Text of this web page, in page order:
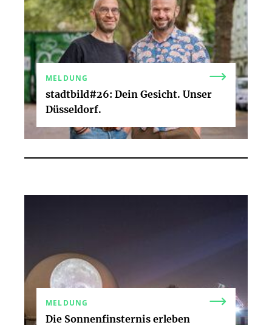
MELDUNG
stadtbild#26: Dein Gesicht. Unser
Düsseldorf.
MELDUNG
Die Sonnenfinsternis erleben